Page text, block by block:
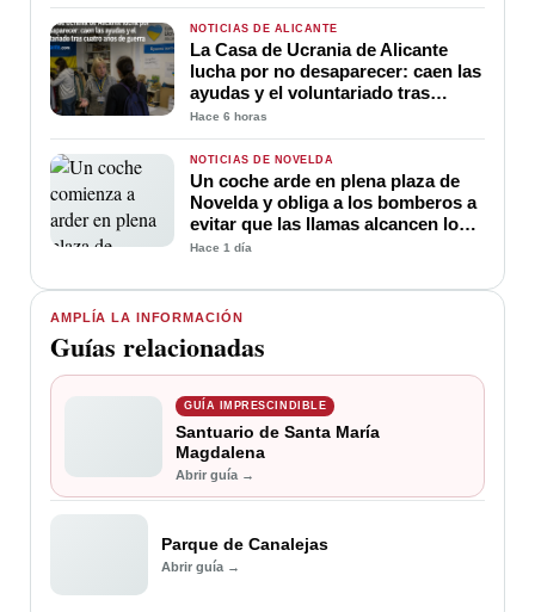
AMPLÍA LA INFORMACIÓN
Guías relacionadas
GUÍA IMPRESCINDIBLE
Santuario de Santa María
Magdalena
Abrir guía →
Parque de Canalejas
Abrir guía →
NOTICIAS DE ALICANTE
La Casa de Ucrania de Alicante
lucha por no desaparecer: caen las
ayudas y el voluntariado tras
cuatro años de guerra
Hace 6 horas
NOTICIAS DE NOVELDA
Un coche arde en plena plaza de
Novelda y obliga a los bomberos a
evitar que las llamas alcancen los
edificios
Hace 1 día